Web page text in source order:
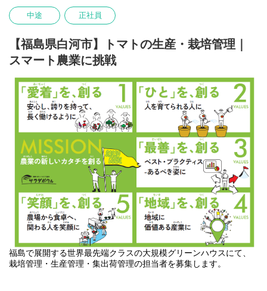
代～70代までご年齢を問わずお仕事することが可能です。現在は
総勢100名弱が勤務されています。
大勢の方が勤務されているので、突然のお休み等も幅広く対応し
ています。
(例：「子供が体調不良になったので今日は休みたい」「参観日な
ので午後から出勤したい」「持病が突然悪化したのでしばらく様
子を見たい」等)
お手伝いをいただきたい作業は主に【収穫】・【選果】・【葉か
き】です。
＜作業の具体的内容＞
・収穫作業
作業台車を押しながら、指定の色のトマトを収穫します。
※力作業はありません。
・選果作業
傷やサイズを確認しながら、トマトを袋詰めする作業です。
・葉かき作業
指定の高さまでの葉を切り落す作業です。
その他、苗の入れ替え時の古い苗の片付けやハウス内の洗浄消毒
中途 正社員
【福島県白河市】トマトの生産・栽培管理｜
スマート農業に挑戦
福島で展開する世界最先端クラスの大規模グリーンハウスにて、
栽培管理・生産管理・集出荷管理の担当者を募集します。